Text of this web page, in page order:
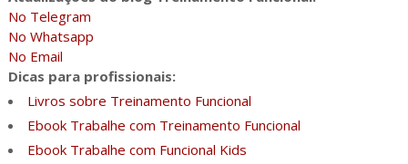
No Telegram
No Whatsapp
No Email
Dicas para profissionais:
Livros sobre Treinamento Funcional
Ebook Trabalhe com Treinamento Funcional
Ebook Trabalhe com Funcional Kids